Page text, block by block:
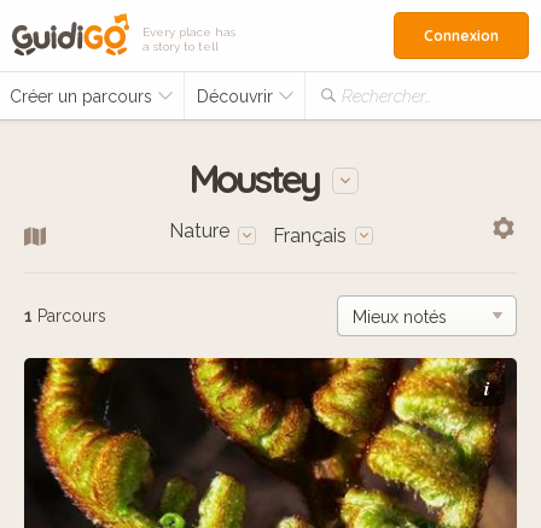
Every place has
a story to tell
Créer un parcours Découvrir Rechercher…
Connexion
Moustey
Nature Français
1 Parcours
i